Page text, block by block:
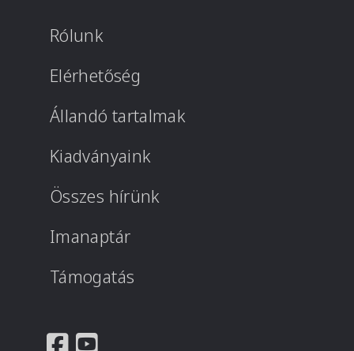
Rólunk
Elérhetőség
Állandó tartalmak
Kiadványaink
Összes hírünk
Imanaptár
Támogatás